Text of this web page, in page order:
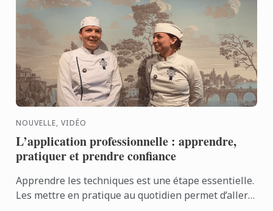
NOUVELLE, VIDÉO
L’application professionnelle : apprendre,
pratiquer et prendre confiance
Apprendre les techniques est une étape essentielle.
Les mettre en pratique au quotidien permet d’aller